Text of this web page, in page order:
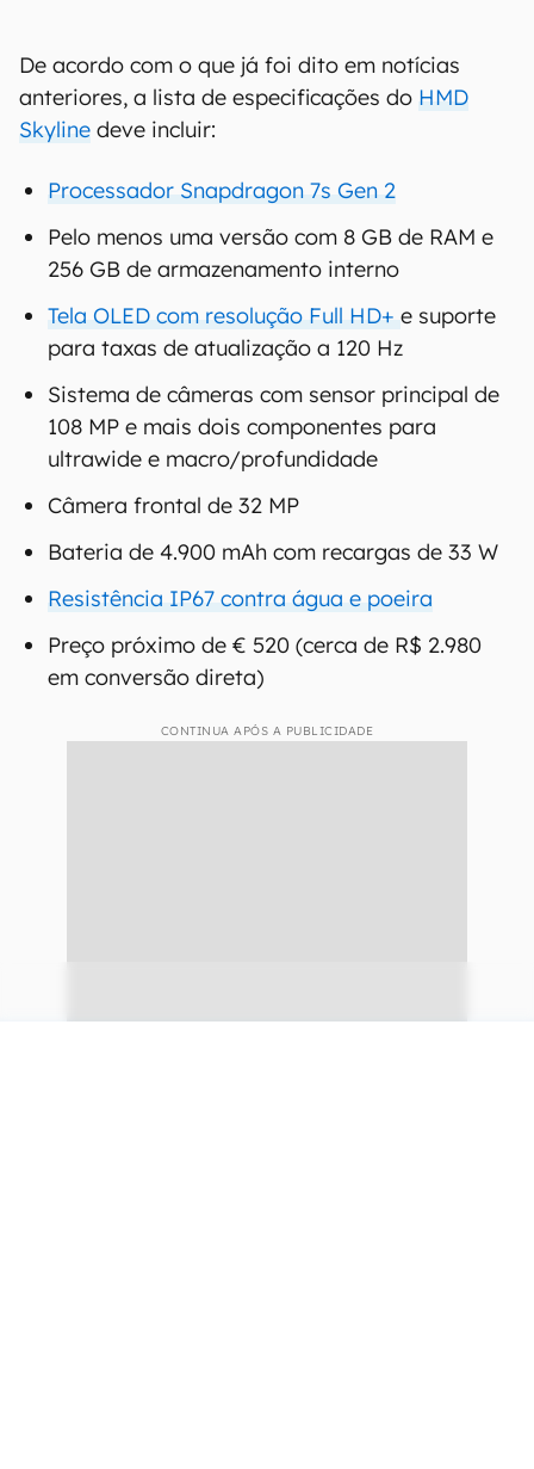
De acordo com o que já foi dito em notícias
anteriores, a lista de especificações do HMD
Skyline deve incluir:
Processador Snapdragon 7s Gen 2
Pelo menos uma versão com 8 GB de RAM e
256 GB de armazenamento interno
Tela OLED com resolução Full HD+ e suporte
para taxas de atualização a 120 Hz
Sistema de câmeras com sensor principal de
108 MP e mais dois componentes para
ultrawide e macro/profundidade
Câmera frontal de 32 MP
Bateria de 4.900 mAh com recargas de 33 W
Resistência IP67 contra água e poeira
Preço próximo de € 520 (cerca de R$ 2.980
em conversão direta)
CONTINUA APÓS A PUBLICIDADE